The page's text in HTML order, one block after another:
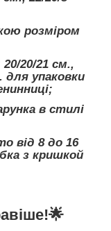
розміром
20/21 см.,
для упаковки
в стилі
від 8 до 16
з кришкой
🌟